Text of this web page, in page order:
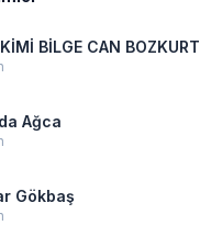
BİLGE CAN BOZKURT
Ağca
Gökbaş